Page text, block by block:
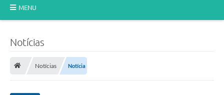
MENU
A Prefeitura
Notícias
Notícias Notícia